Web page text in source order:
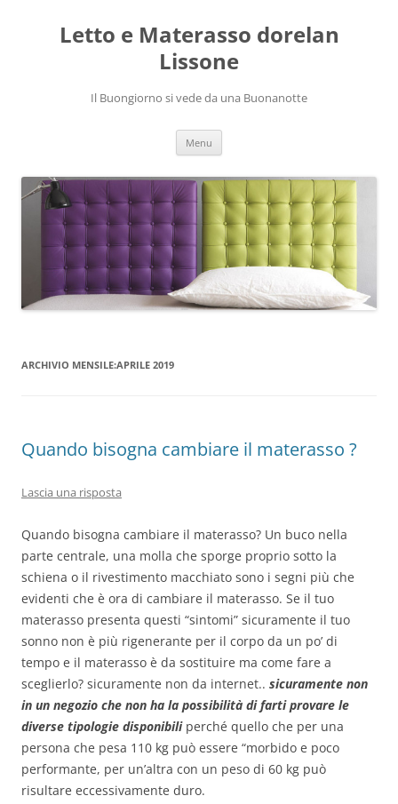
contenutoLetto e Materasso dorelan
Lissone
Il Buongiorno si vede da una Buonanotte
Menu
ARCHIVIO MENSILE:APRILE 2019
Quando bisogna cambiare il materasso ?
Lascia una risposta
Quando bisogna cambiare il materasso? Un buco nella
parte centrale, una molla che sporge proprio sotto la
schiena o il rivestimento macchiato sono i segni più che
evidenti che è ora di cambiare il materasso. Se il tuo
materasso presenta questi “sintomi” sicuramente il tuo
sonno non è più rigenerante per il corpo da un po’ di
tempo e il materasso è da sostituire ma come fare a
sceglierlo? sicuramente non da internet.. sicuramente non
in un negozio che non ha la possibilità di farti provare le
diverse tipologie disponibiliperché quello che per una
persona che pesa 110 kg può essere “morbido e poco
performante, per un’altra con un peso di 60 kg può
risultare eccessivamente duro.